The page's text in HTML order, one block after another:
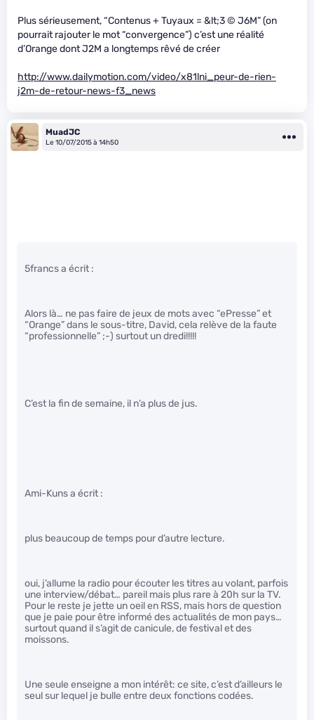
Plus sérieusement, “Contenus + Tuyaux = &lt;3 © J6M” (on
pourrait rajouter le mot “convergence”) c’est une réalité
d’Orange dont J2M a longtemps rêvé de créer
http://www.dailymotion.com/video/x81lni_peur-de-rien-
j2m-de-retour-news-f3_news
MuadJC
Le 10/07/2015 à 14h50
5francs a écrit :
Alors là… ne pas faire de jeux de mots avec “ePresse” et
“Orange” dans le sous-titre, David, cela relève de la faute
“professionnelle” ;-) surtout un dredi!!!!!
C’est la fin de semaine, il n’a plus de jus.
Ami-Kuns a écrit :
plus beaucoup de temps pour d’autre lecture.
oui, j’allume la radio pour écouter les titres au volant, parfois
une interview/débat… pareil mais plus rare à 20h sur la TV.
Pour le reste je jette un oeil en RSS, mais hors de question
que je paie pour être informé des actualités de mon pays…
surtout quand il s’agit de canicule, de festival et des
moissons.
Une seule enseigne a mon intérêt: ce site, c’est d’ailleurs le
seul sur lequel je bulle entre deux fonctions codées.